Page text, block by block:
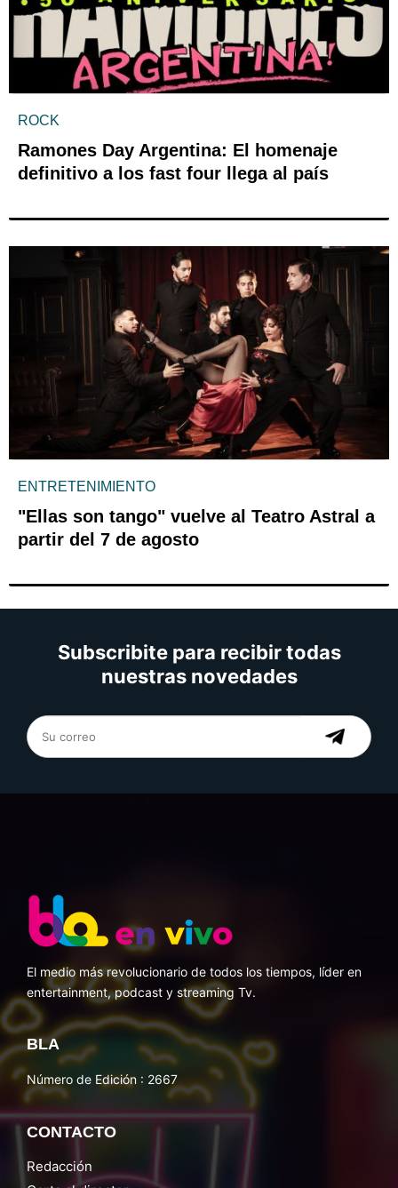
ROCK
Ramones Day Argentina: El homenaje
definitivo a los fast four llega al país
ENTRETENIMIENTO
"Ellas son tango" vuelve al Teatro Astral a
partir del 7 de agosto
Subscribite para recibir todas
nuestras novedades
El medio más revolucionario de todos los tiempos, líder en
entertainment, podcast y streaming Tv.
BLA
Número de Edición : 2667
CONTACTO
Redacción